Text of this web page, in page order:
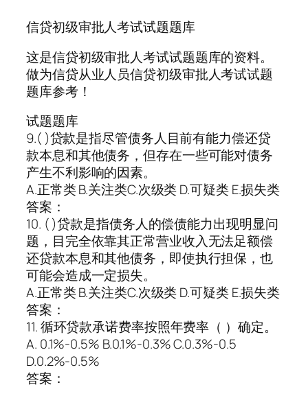
信贷初级审批人考试试题题库
这是信贷初级审批人考试试题题库的资料。
做为信贷从业人员信贷初级审批人考试试题
题库参考！
试题题库
9.( )贷款是指尽管债务人目前有能力偿还贷
款本息和其他债务，但存在一些可能对债务
产生不利影响的因素。
A.正常类 B.关注类C.次级类 D.可疑类 E.损失类
答案：
10. ( )贷款是指债务人的偿债能力出现明显问
题，目完全依靠其正常营业收入无法足额偿
还贷款本息和其他债务，即使执行担保，也
可能会造成一定损失。
A.正常类 B.关注类C.次级类 D.可疑类 E.损失类
答案：
11. 循环贷款承诺费率按照年费率（ ）确定。
A. 0.1%-0.5% B.0.1%-0.3% C.0.3%-0.5
D.0.2%-0.5%
答案：